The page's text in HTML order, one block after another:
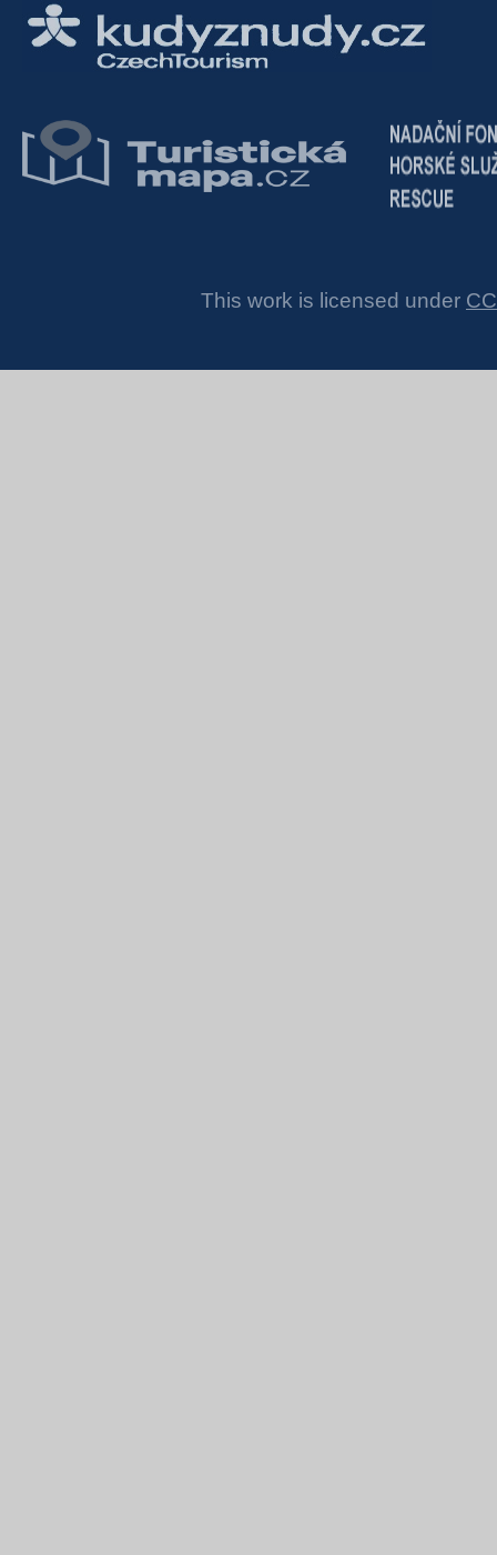
This work is licensed under